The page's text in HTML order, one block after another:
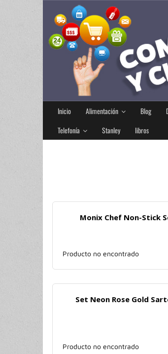
Inicio Alimentación Blog
Telefonía
Stanley libros
Monix Chef Non-Stick
Producto no encontrado
Set Neon Rose Gold
Producto no encontrado